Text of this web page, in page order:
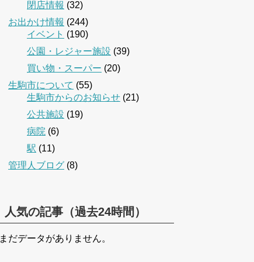
閉店情報 (32)
お出かけ情報 (244)
イベント (190)
公園・レジャー施設 (39)
買い物・スーパー (20)
生駒市について (55)
生駒市からのお知らせ (21)
公共施設 (19)
病院 (6)
駅 (11)
管理人ブログ (8)
人気の記事（過去24時間）
まだデータがありません。